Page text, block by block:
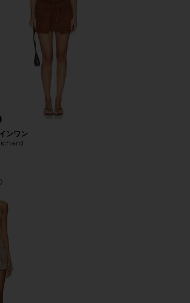
ンワン
YORKE スコートオールインワン